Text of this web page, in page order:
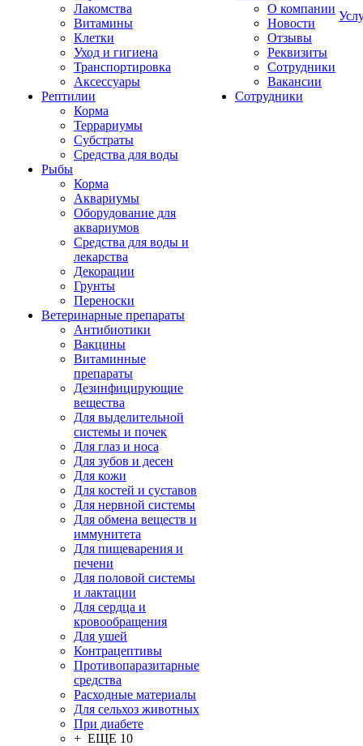
Лакомства
Витамины
Клетки
Уход и гигиена
Транспортировка
Аксессуары
Рептилии
Корма
Террариумы
Субстраты
Средства для воды
Рыбы
Корма
Аквариумы
Оборудование для
аквариумов
Средства для воды и
лекарства
Декорации
Грунты
Переноски
Ветеринарные препараты
Антибиотики
Вакцины
Витаминные
препараты
Дезинфицирующие
вещества
Для выделительной
системы и почек
Для глаз и носа
Для зубов и десен
Для кожи
Для костей и суставов
Для нервной системы
Для обмена веществ и
иммунитета
Для пищеварения и
печени
Для половой системы
и лактации
Для сердца и
кровообращения
Для ушей
Контрацептивы
Противопаразитарные
средства
Расходные материалы
Для сельхоз животных
При диабете
+ ЕЩЕ 10
О компании
Новости
Отзывы
Реквизиты
Сотрудники
Вакансии
Сотрудники